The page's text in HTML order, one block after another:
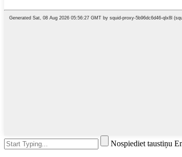
Nospiediet taustiņu